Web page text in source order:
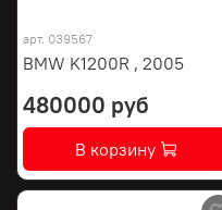
арт. 039567
BMW K1200R , 2005
480000 руб
В корзину